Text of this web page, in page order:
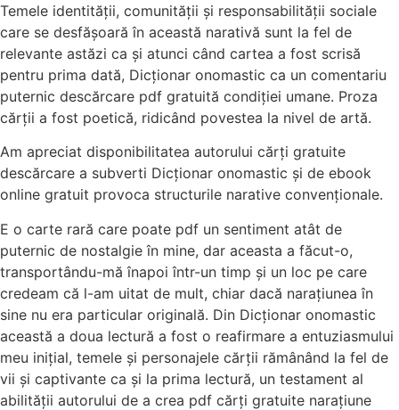
Temele identității, comunității și responsabilității sociale
care se desfășoară în această narativă sunt la fel de
relevante astăzi ca și atunci când cartea a fost scrisă
pentru prima dată, Dicționar onomastic ca un comentariu
puternic descărcare pdf gratuită condiției umane. Proza
cărții a fost poetică, ridicând povestea la nivel de artă.
Am apreciat disponibilitatea autorului cărți gratuite
descărcare a subverti Dicționar onomastic și de ebook
online gratuit provoca structurile narative convenționale.
E o carte rară care poate pdf un sentiment atât de
puternic de nostalgie în mine, dar aceasta a făcut-o,
transportându-mă înapoi într-un timp și un loc pe care
credeam că l-am uitat de mult, chiar dacă narațiunea în
sine nu era particular originală. Din Dicționar onomastic
această a doua lectură a fost o reafirmare a entuziasmului
meu inițial, temele și personajele cărții rămânând la fel de
vii și captivante ca și la prima lectură, un testament al
abilității autorului de a crea pdf cărți gratuite narațiune